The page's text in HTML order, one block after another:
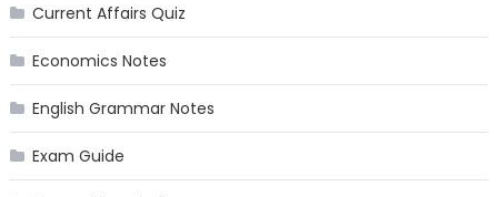
Current Affairs Quiz
Economics Notes
English Grammar Notes
Exam Guide